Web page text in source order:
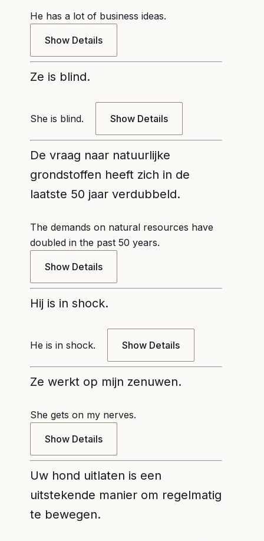
He has a lot of business ideas.
Show Details
Ze is blind.
She is blind. Show Details
De vraag naar natuurlijke
grondstoffen heeft zich in de
laatste 50 jaar verdubbeld.
The demands on natural resources have
doubled in the past 50 years.
Show Details
Hij is in shock.
He is in shock. Show Details
Ze werkt op mijn zenuwen.
She gets on my nerves.
Show Details
Uw hond uitlaten is een
uitstekende manier om regelmatig
te bewegen.